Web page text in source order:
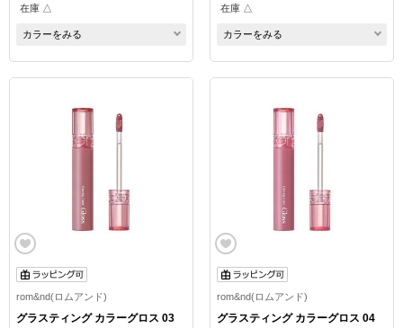
在庫 △
カラーをみる
在庫 △
カラーをみる
rom&nd(ロムアンド)
グラスティング カラーグロス 03
rom&nd(ロムアンド)
グラスティング カラーグロス 04